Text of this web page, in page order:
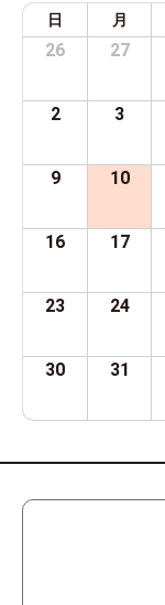
日 月
26 27
2 3
9 10
16 17
23 24
30 31